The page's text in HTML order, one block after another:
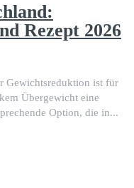
Rezept 2026
Gewichtsreduktion ist für
Übergewicht eine
Option, die in...